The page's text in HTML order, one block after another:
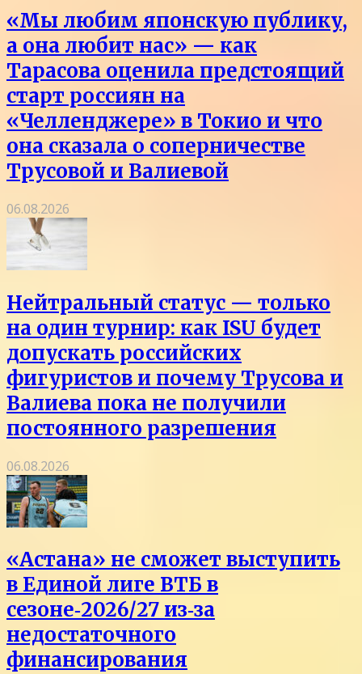
«Мы любим японскую публику,
а она любит нас» — как
Тарасова оценила предстоящий
старт россиян на
«Челленджере» в Токио и что
она сказала о соперничестве
Трусовой и Валиевой
06.08.2026
Нейтральный статус — только
на один турнир: как ISU будет
допускать российских
фигуристов и почему Трусова и
Валиева пока не получили
постоянного разрешения
06.08.2026
«Астана» не сможет выступить
в Единой лиге ВТБ в
сезоне‑2026/27 из‑за
недостаточного
финансирования